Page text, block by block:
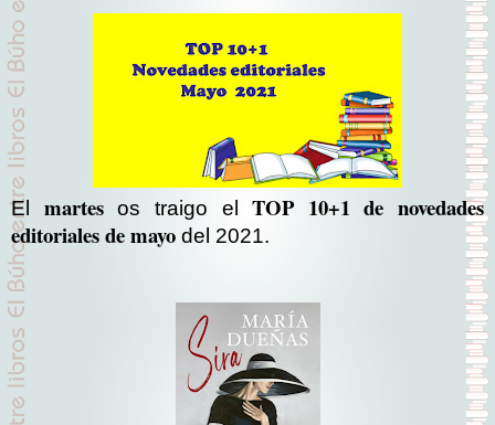
El martesos traigo elTOP 10+1 de novedades
editoriales de mayo del 2021.